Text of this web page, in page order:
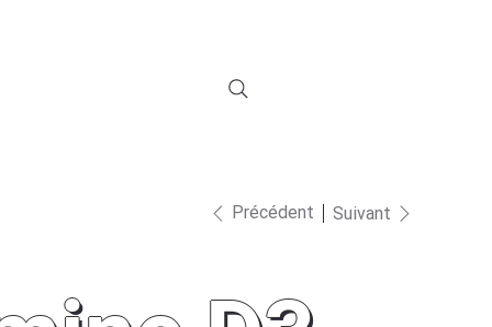
Précédent Suivant